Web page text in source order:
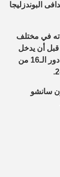
البوندزليجا
في مختلف
في آخر 4 مباريات، قبل أن يدخل
مواجهة إشبيلية الإسباني، الثلاثاء المقبل في إياب دور الـ16 من
سانشو